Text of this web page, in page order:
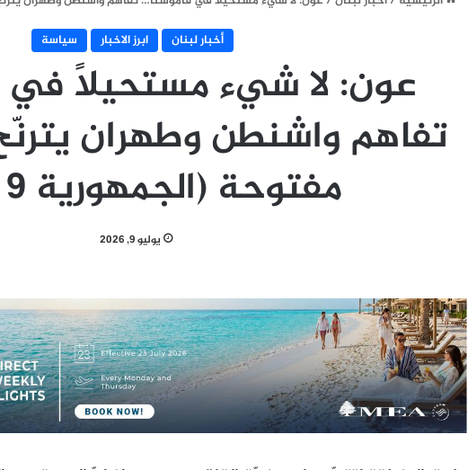
أخبار لبنان
ابرز الاخبار سياسة
عون: لا شيء مستحيلاً في
تفاهم واشنطن وطهران
مفتوحة (الجمهورية 9 تموز)
يوليو 9, 2026